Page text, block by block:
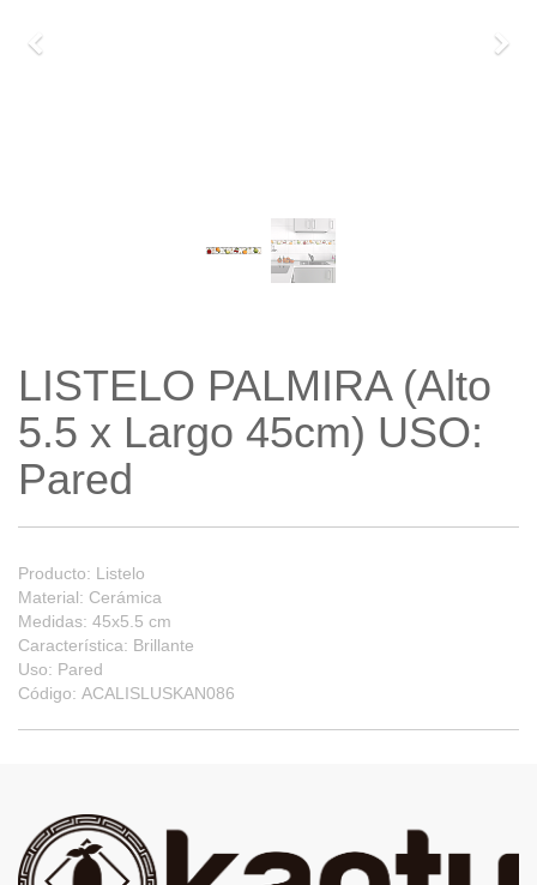
LISTELO PALMIRA (Alto
5.5 x Largo 45cm) USO:
Pared
Producto: Listelo
Material: Cerámica
Medidas: 45x5.5 cm
Característica: Brillante
Uso: Pared
Código: ACALISLUSKAN086